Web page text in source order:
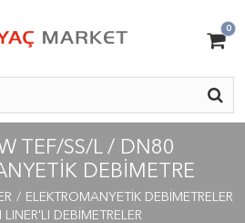
0
TEF/SS/L / DN80
DEBIMETRE
ELEKTROMANYETİK DEBİMETRELER
LINER'LI DEBİMETRELER